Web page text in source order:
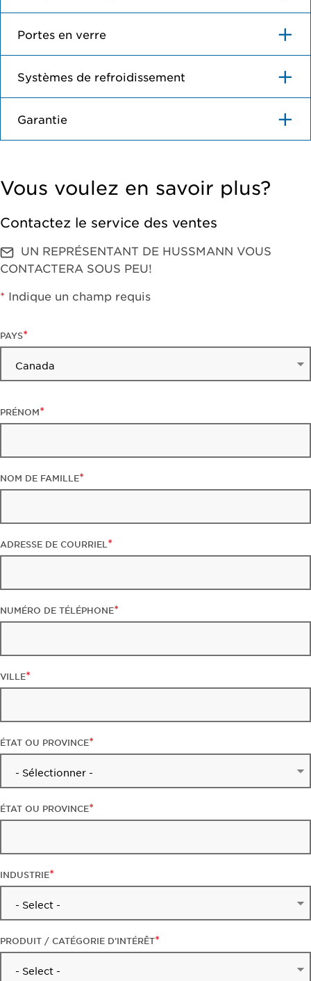
Portes en verre
Systèmes de refroidissement
Garantie
Vous voulez en savoir plus?
Contactez le service des ventes
UN REPRÉSENTANT DE HUSSMANN VOUS
CONTACTERA SOUS PEU!
* Indique un champ requis
PAYS
PRÉNOM
NOM DE FAMILLE
ADRESSE DE COURRIEL
NUMÉRO DE TÉLÉPHONE
VILLE
ÉTAT OU PROVINCE
ÉTAT OU PROVINCE
INDUSTRIE
PRODUIT / CATÉGORIE D’INTÉRÊT